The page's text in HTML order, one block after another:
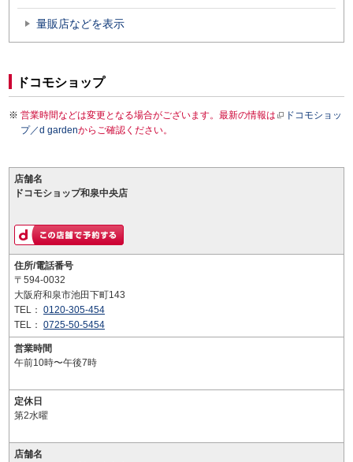
量販店などを表示
ドコモショップ
営業時間などは変更となる場合がございます。最新の情報は
ドコモショッ
プ／d gardenからご確認ください。
店舗名
ドコモショップ和泉中央店
住所/電話番号
〒594-0032
大阪府和泉市池田下町143
TEL： 0120-305-454
TEL： 0725-50-5454
営業時間
午前10時〜午後7時
定休日
第2水曜
店舗名